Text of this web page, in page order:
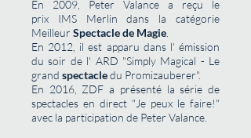
En 2009, Peter Valance a reçu le
prix IMSMerlin dans la catégorie
Meilleur Spectacle de Magie
En 2012, il est apparu dans l' émission
du soir de l' ARD "Simply Magical - Le
grand spectacledu Promizauberer".
En 2016, ZDF a présentéla série de
spectacles en direct "Je peux le faire!"
avec la participation de Peter Valance.